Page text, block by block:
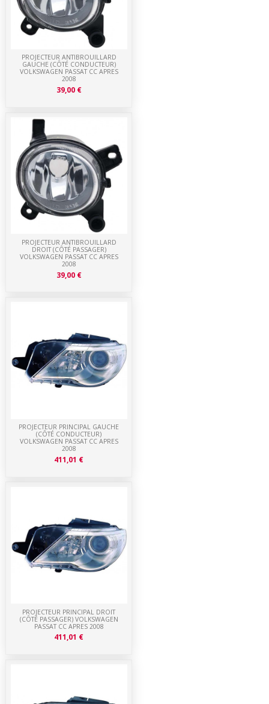
PROJECTEUR PRINCIPAL DROIT
(CÔTÉ PASSAGER) VOLKSWAGEN
PASSAT CC APRES 2008
411,01 €
PROJECTEUR PRINCIPAL GAUCHE
(CÔTÉ CONDUCTEUR)
VOLKSWAGEN PASSAT CC APRES
2008
411,01 €
PROJECTEUR ANTIBROUILLARD
DROIT (CÔTÉ PASSAGER)
VOLKSWAGEN PASSAT CC APRES
2008
39,00 €
PROJECTEUR ANTIBROUILLARD
GAUCHE (CÔTÉ CONDUCTEUR)
VOLKSWAGEN PASSAT CC APRES
2008
39,00 €